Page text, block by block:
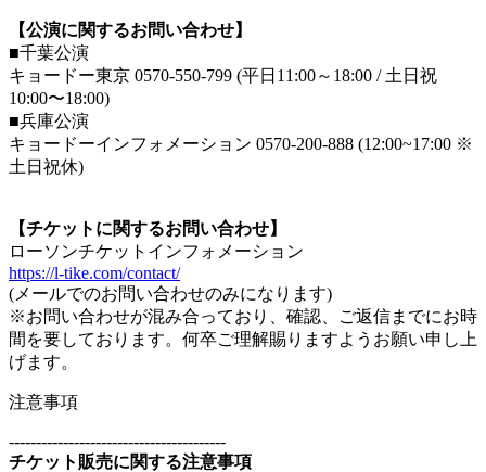
【公演に関するお問い合わせ】
■千葉公演
キョードー東京 0570-550-799 (平日11:00～18:00 / 土日祝
10:00〜18:00)
■兵庫公演
キョードーインフォメーション 0570-200-888 (12:00~17:00 ※
土日祝休)
【チケットに関するお問い合わせ】
ローソンチケットインフォメーション
https://l-tike.com/contact/
(メールでのお問い合わせのみになります)
※お問い合わせが混み合っており、確認、ご返信までにお時
間を要しております。何卒ご理解賜りますようお願い申し上
げます。
注意事項
----------------------------------------
チケット販売に関する注意事項